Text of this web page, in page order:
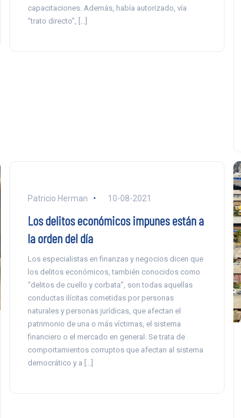
capacitaciones. Además, había autorizado, vía
“trato directo”, […]
Patricio Herman 10-08-2021
Los delitos económicos impunes están a
la orden del día
Los especialistas en finanzas y negocios dicen que
los delitos económicos, también conocidos como
“delitos de cuello y corbata”, son todas aquellas
conductas ilícitas cometidas por personas
naturales y personas jurídicas, que afectan el
patrimonio de una o más víctimas, el sistema
financiero o el mercado en general. Se trata de
comportamientos corruptos que afectan al sistema
democrático y a […]